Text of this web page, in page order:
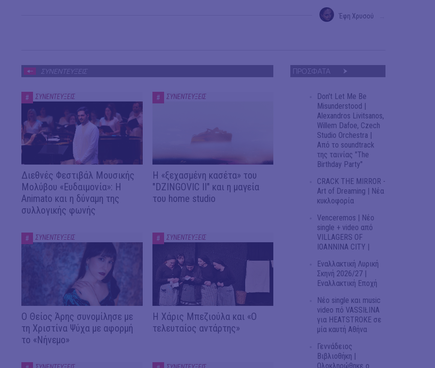
Έφη Χρυσού
ΣΥΝΕΝΤΕΥΞΕΙΣ
# ΣΥΝΕΝΤΕΥΞΕΙΣ
Διεθνές Φεστιβάλ Μουσικής
Μολύβου «Ευδαιμονία»: Η
Animato και η δύναμη της
συλλογικής φωνής
# ΣΥΝΕΝΤΕΥΞΕΙΣ
Η «ξεχασμένη κασέτα» του
"DZINGOVIC II" και η μαγεία
του home studio
# ΣΥΝΕΝΤΕΥΞΕΙΣ
Ο Θείος Άρης συνομίλησε με
τη Χριστίνα Ψύχα με αφορμή
το «Νήνεμο»
# ΣΥΝΕΝΤΕΥΞΕΙΣ
Η Χάρις Μπεζιούλα και «Ο
τελευταίος αντάρτης»
ΠΡΟΣΦΑΤΑ
Don't Let Me Be
Misunderstood |
Alexandros Livitsanos,
Willem Dafoe, Czech
Studio Orchestra |
Από το soundtrack
της ταινίας "The
Birthday Party"
CRACK THE MIRROR -
Art of Dreaming | Νέα
κυκλοφορία
Venceremos | Νέο
single + video από
VILLAGERS OF
IOANNINA CITY |
Εναλλακτική Λυρική
Σκηνή 2026/27 |
Εναλλακτική Εποχή
Νέο single και music
video πό VASSIŁINA
για HEATSTROKE σε
μία καυτή Αθήνα
Γεννάδειος
Βιβλιοθήκη |
Ολοκληρώθηκε ο